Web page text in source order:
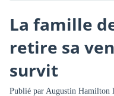
La famille
retire sa
survit
Publié par Augustin Hamilton